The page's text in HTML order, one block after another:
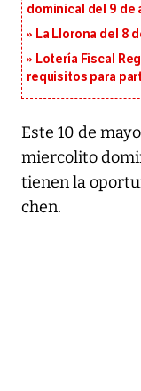
dominical del 9 de
La Llorona del 8
Lotería Fiscal
requisitos para
Este 10 de
miercolito
tienen la
chen.